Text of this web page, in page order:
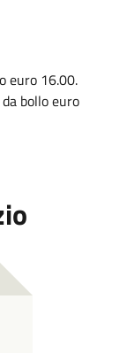
euro 16.00.
bollo euro